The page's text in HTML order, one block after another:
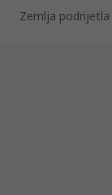
Zemlja podrijetla